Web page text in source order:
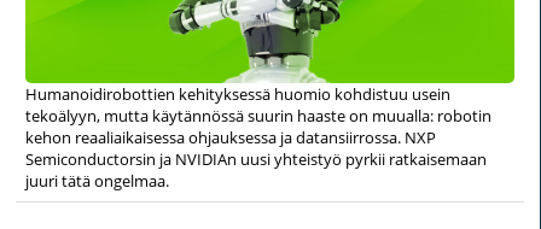
Humanoidirobottien kehityksessä huomio kohdistuu usein
tekoälyyn, mutta käytännössä suurin haaste on muualla: robotin
kehon reaaliaikaisessa ohjauksessa ja datansiirrossa. NXP
Semiconductorsin ja NVIDIAn uusi yhteistyö pyrkii ratkaisemaan
juuri tätä ongelmaa.